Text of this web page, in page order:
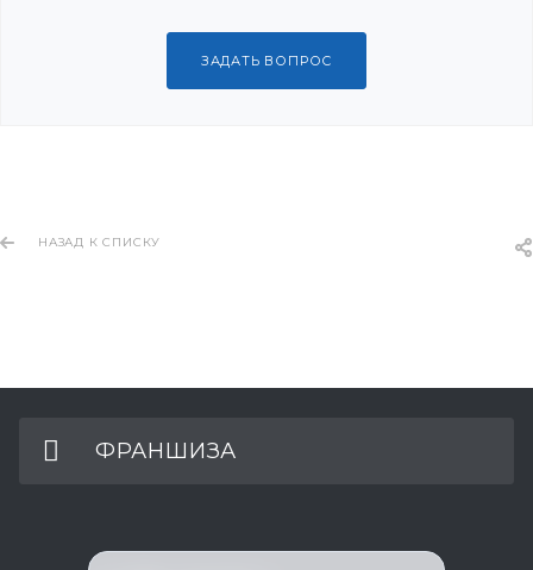
ЗАДАТЬ ВОПРОС
НАЗАД К СПИСКУ
ФРАНШИЗА